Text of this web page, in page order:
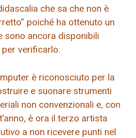
che sa che non è
poiché ha ottenuto un
sono ancora disponibili
verificarlo.
è riconosciuto per la
e suonare strumenti
non convenzionali e, con
è ora il terzo artista
a non ricevere punti nel